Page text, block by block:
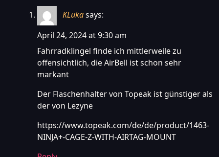
KLukasays:
April 24, 2024 at 9:30 am
Fahrradklingel finde ich mittlerweile zu
offensichtlich, die AirBell ist schon sehr
markant
Der Flaschenhalter von Topeak ist günstiger als
der von Lezyne
https://www.topeak.com/de/de/product/1463-
NINJA+-CAGE-Z-WITH-AIRTAG-MOUNT